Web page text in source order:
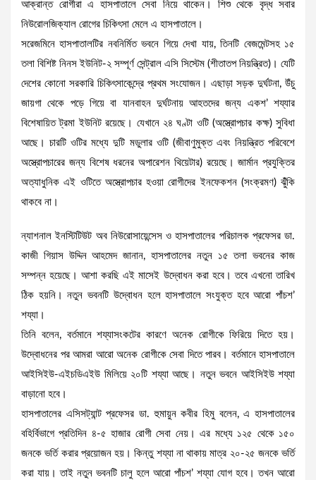
আক্রান্ত রোগীরা এ হাসপাতালে সেবা নিয়ে থাকেন। শিশু থেকে বৃদ্ধ সবার
নিউরোলজিক্যাল রোগের চিকিৎসা মেলে এ হাসপাতালে।
সরেজমিনে হাসপাতালটির নবনির্মিত ভবনে গিয়ে দেখা যায়, তিনটি বেজমেন্টসহ ১৫
তলা বিশিষ্ট নিনস ইউনিট-২ সম্পূর্ণ সেন্ট্রাল এসি সিস্টেম (শীতাতপ নিয়ন্ত্রিত)। যেটি
দেশের কোনো সরকারি চিকিৎসাকেন্দ্রে প্রথম সংযোজন। এছাড়া সড়ক দুর্ঘটনা, উঁচু
জায়গা থেকে পড়ে গিয়ে বা যানবাহন দুর্ঘটনায় আহতদের জন্য একশ’ শয্যার
বিশেষায়িত ট্রমা ইউনিট রয়েছে। যেখানে ২৪ ঘণ্টা ওটি (অস্ত্রোপচার কক্ষ) সুবিধা
আছে। চারটি ওটির মধ্যে দুটি মডুলার ওটি (জীবাণুমুক্ত এবং নিয়ন্ত্রিত পরিবেশে
অস্ত্রোপচারের জন্য বিশেষ ধরনের অপারেশন থিয়েটার) রয়েছে। জার্মান প্রযুক্তির
অত্যাধুনিক এই ওটিতে অস্ত্রোপচার হওয়া রোগীদের ইনফেকশন (সংক্রমণ) ঝুঁঁকি
থাকবে না।
ন্যাশনাল ইনস্টিটিউট অব নিউরোসায়েন্সেস ও হাসপাতালের পরিচালক প্রফেসর ডা.
কাজী গিয়াস উদ্দিন আহমেদ জানান, হাসপাতালের নতুন ১৫ তলা ভবনের কাজ
সম্পন্ন হয়েছে। আশা করছি এই মাসেই উদ্বোধন করা হবে। তবে এখনো তারিখ
ঠিক হয়নি। নতুন ভবনটি উদ্বোধন হলে হাসপাতালে সংযুক্ত হবে আরো পাঁচশ’
শয্যা।
তিনি বলেন, বর্তমানে শয্যাসংকটের কারণে অনেক রোগীকে ফিরিয়ে দিতে হয়।
উদ্বোধনের পর আমরা আরো অনেক রোগীকে সেবা দিতে পারব। বর্তমানে হাসপাতালে
আইসিইউ-এইচডিএইউ মিলিয়ে ২০টি শয্যা আছে। নতুন ভবনে আইসিইউ শয্যা
বাড়ানো হবে।
হাসপাতালের এসিসট্যান্ট প্রফেসর ডা. হুমায়ুন কবীর হিমু বলেন, এ হাসপাতালের
বহির্বিভাগে প্রতিদিন ৪-৫ হাজার রোগী সেবা নেয়। এর মধ্যে ১২৫ থেকে ১৫০
জনকে ভর্তি করার প্রয়োজন হয়। কিন্তু শয্যা না থাকায় মাত্র ২০-২৫ জনকে ভর্তি
করা যায়। তাই নতুন ভবনটি চালু হলে আরো পাঁচশ’ শয্যা যোগ হবে। তখন আরো